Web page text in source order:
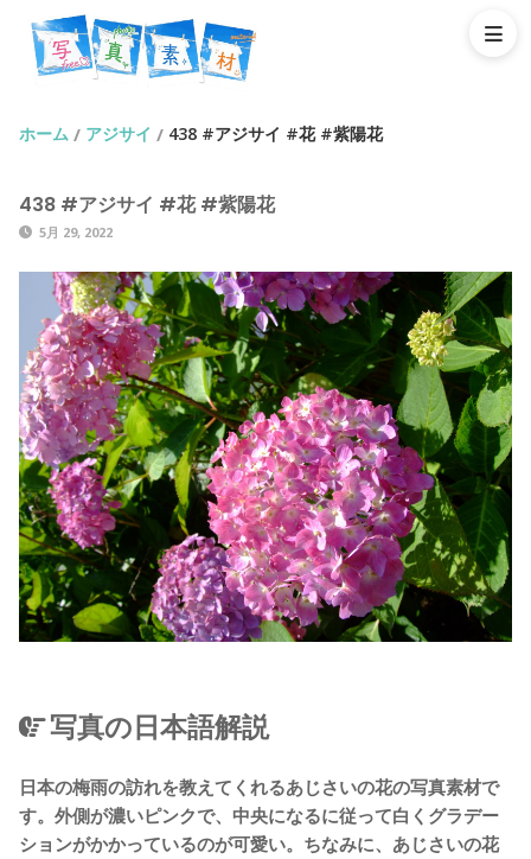
ホーム / アジサイ / 438 #アジサイ #花 #紫陽花
438 #アジサイ #花 #紫陽花
5月 29, 2022
写真の日本語解説
日本の梅雨の訪れを教えてくれるあじさいの花の写真素材で
す。外側が濃いピンクで、中央になるに従って白くグラデー
ションがかかっているのが可愛い。ちなみに、あじさいの花